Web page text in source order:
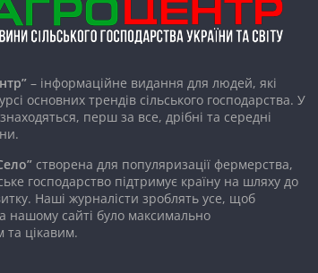
– інформаційне видання для людей, які
основних трендів сільського господарства. У
перш за все, дрібні та середні
створена для популяризації фермерства,
господарство підтримує країну на шляху до
Наші журналісти зроблять усе, щоб
нашому сайті було максимально
та цікавим.